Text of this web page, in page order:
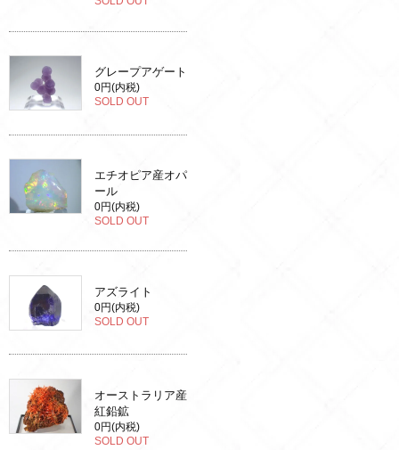
グレープアゲート
0円(内税)
SOLD OUT
エチオピア産オパ
ール
0円(内税)
SOLD OUT
アズライト
0円(内税)
SOLD OUT
オーストラリア産
紅鉛鉱
0円(内税)
SOLD OUT